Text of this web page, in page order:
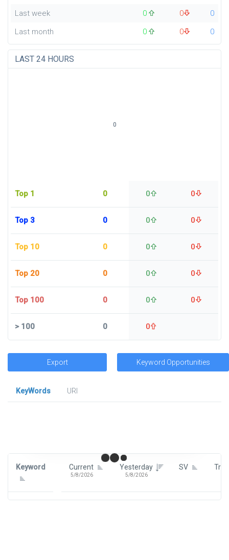
Last week
0 0
0
Last month
0 0 0
LAST 24 HOURS
Top 1 0 0 0
Top 3 0 0 0
Top 10 0 0 0
Top 20 0 0 0
Top 100 0 0 0
>100 0 0
0
Export Keyword Opportunities
KeyWords
URl
Keyword Current
5/8/2026
Yesterday
5/8/2026
SV